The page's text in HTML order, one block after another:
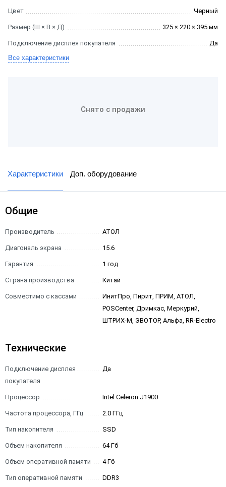
Цвет Черный
Размер (Ш × В × Д) 325 × 220 × 395 мм
Подключение дисплея покупателя
Да
Все характеристики
Снято с продажи
Характеристики Доп. оборудование
Общие
Производитель АТОЛ
Диагональ экрана 15.6
Гарантия 1 год
Страна производства Китай
Совместимо с кассами
ИнитПро, Пирит, ПРИМ, АТОЛ,
POSCenter, Дримкас, Меркурий,
ШТРИХ-М, ЭВОТОР, Альфа, RR-Electro
Технические
Подключение дисплея
покупателя
Да
Процессор Intel Celeron J1900
Частота процессора, ГГц 2.0 ГГц
Тип накопителя SSD
Объем накопителя 64 Гб
Объем оперативной памяти 4 Гб
Тип оперативной памяти DDR3